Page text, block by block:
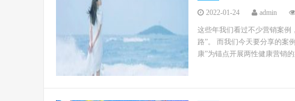
2022-01-24 admin
这些年我们看过不少营销案例
路”。 而我们今天要分享的案
康”为锚点开展两性健康营销